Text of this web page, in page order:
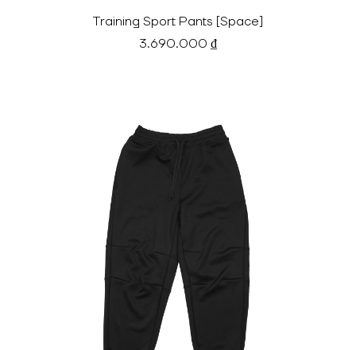
Training Sport Pants [Space]
3.690.000 ₫